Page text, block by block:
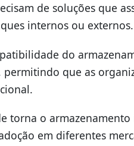
de soluções que
internos ou externos.
do
permitindo que as
torna o
em diferentes